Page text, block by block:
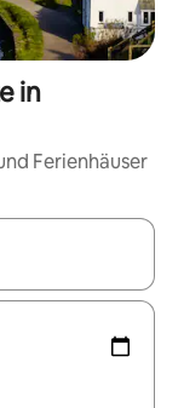
in
Ferienhäuser
mit den